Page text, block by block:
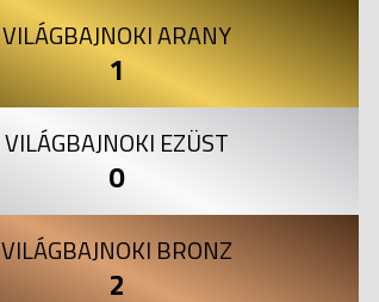
VILÁGBAJNOKI ARANY
1
VILÁGBAJNOKI EZÜST
0
VILÁGBAJNOKI BRONZ
2